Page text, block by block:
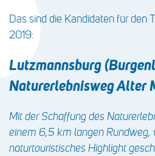
Das sind die Kandidaten für den
2019:
Lutzmannsburg
Naturerlebnisweg Alter
Mit der Schaffung des
einem 6,5 km langen Rundweg,
naturtouristisches Highlight